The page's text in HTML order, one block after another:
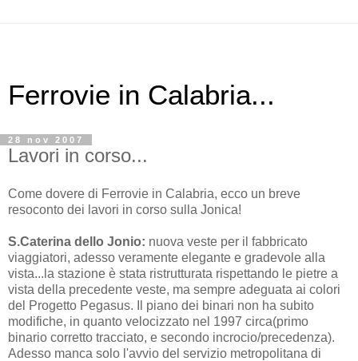
Ferrovie in Calabria...
28 nov 2007
Lavori in corso...
Come dovere di Ferrovie in Calabria, ecco un breve
resoconto dei lavori in corso sulla Jonica!
S.Caterina dello Jonio: nuova veste per il fabbricato
viaggiatori, adesso veramente elegante e gradevole alla
vista...la stazione è stata ristrutturata rispettando le pietre a
vista della precedente veste, ma sempre adeguata ai colori
del Progetto Pegasus. Il piano dei binari non ha subito
modifiche, in quanto velocizzato nel 1997 circa(primo
binario corretto tracciato, e secondo incrocio/precedenza).
Adesso manca solo l'avvio del servizio metropolitana di